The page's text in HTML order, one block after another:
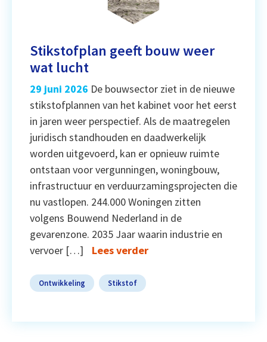
Stikstofplan geeft bouw weer
wat lucht
29 juni 2026 De bouwsector ziet in de nieuwe
stikstofplannen van het kabinet voor het eerst
in jaren weer perspectief. Als de maatregelen
juridisch standhouden en daadwerkelijk
worden uitgevoerd, kan er opnieuw ruimte
ontstaan voor vergunningen, woningbouw,
infrastructuur en verduurzamingsprojecten die
nu vastlopen. 244.000 Woningen zitten
volgens Bouwend Nederland in de
gevarenzone. 2035 Jaar waarin industrie en
vervoer […]
Lees verder
Ontwikkeling Stikstof